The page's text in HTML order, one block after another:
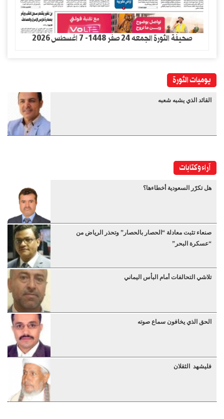
صحيفة الثورة الجمعه 24 صفر 1448- 7 اغسطس 2026
يوميات الثورة
القائد الذي يشبه شعبه
آراء وكتابات
هل تكرّر السعودية أخطاءها؟
صنعاء تثبت معادلة “الحصار بالحصار” وتحذر الرياض من
“عسكرة البحر”
تلاشي التحالفات أمام البأس اليماني
الحق الذي يخافون سماع صوته
فليشهد الثقلان